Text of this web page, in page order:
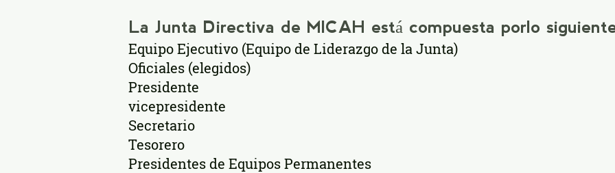
La Junta Directiva de MICAH está compuesta porlo
Equipo Ejecutivo (Equipo de Liderazgo de la Junta)
Oficiales (elegidos)
Presidente
vicepresidente
Secretario
Tesorero
Presidentes de Equipos Permanentes